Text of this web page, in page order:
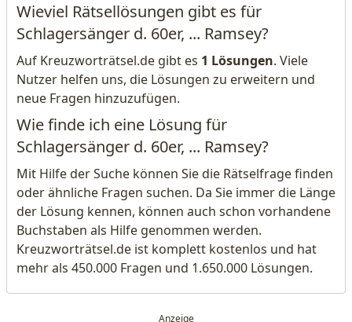
Wieviel Rätsellösungen gibt es für
Schlagersänger d. 60er, ... Ramsey?
Auf Kreuzworträtsel.de gibt es 1 Lösungen. Viele
Nutzer helfen uns, die Lösungen zu erweitern und
neue Fragen hinzuzufügen.
Wie finde ich eine Lösung für
Schlagersänger d. 60er, ... Ramsey?
Mit Hilfe der Suche können Sie die Rätselfrage finden
oder ähnliche Fragen suchen. Da Sie immer die Länge
der Lösung kennen, können auch schon vorhandene
Buchstaben als Hilfe genommen werden.
Kreuzworträtsel.de ist komplett kostenlos und hat
mehr als 450.000 Fragen und 1.650.000 Lösungen.